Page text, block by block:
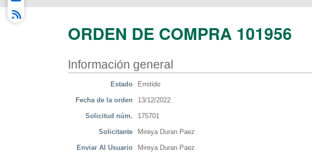
ORDEN DE COMPRA 101956
Información general
Estado Emitido
Fecha de la orden 13/12/2022
Solicitud núm. 175701
Solicitante Mireya Duran Paez
Enviar Al Usuario Mireya Duran Paez